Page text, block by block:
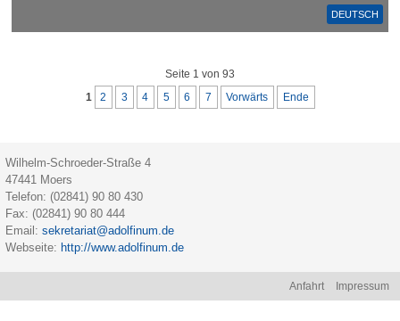
DEUTSCH
Seite 1 von 93
1 2 3 4 5 6 7 Vorwärts Ende
Wilhelm-Schroeder-Straße 4
47441 Moers
Telefon: (02841) 90 80 430
Fax: (02841) 90 80 444
Email:sekretariat@adolfinum.de
Webseite: http://www.adolfinum.de
Anfahrt Impressum